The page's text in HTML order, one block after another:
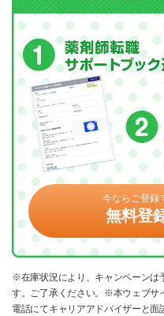
今ならご登録
無料登
※在庫状況により、キャンペーンは
す。ご了承ください。※本ウェブサ
電話にてキャリアアドバイザーと面